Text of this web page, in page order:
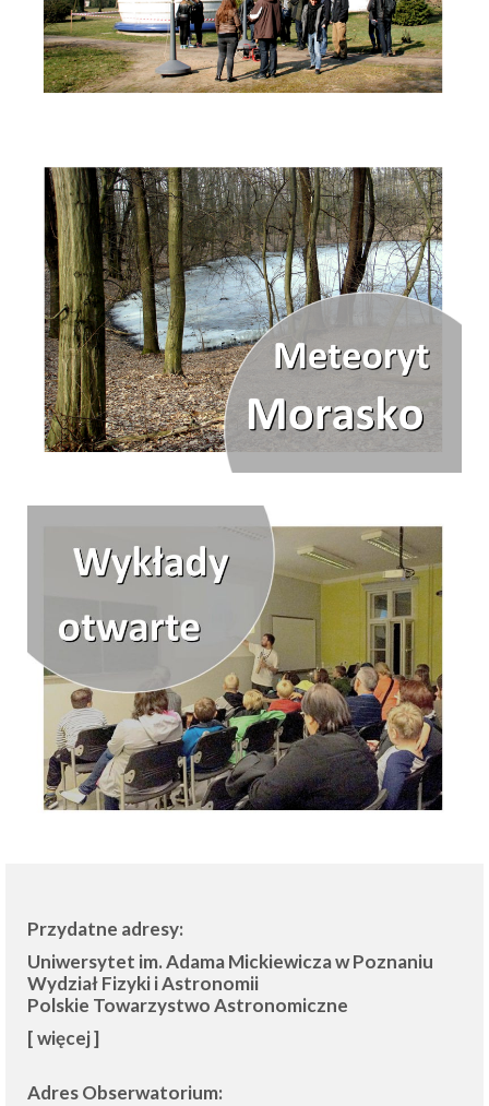
Przydatne adresy:
Uniwersytet im. Adama Mickiewicza w Poznaniu
Wydział Fizyki i Astronomii
Polskie Towarzystwo Astronomiczne
[ więcej ]
Adres Obserwatorium: